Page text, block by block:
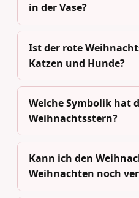
in der Vase?
Ist der rote
Katzen und Hunde?
Welche Symbolik hat
Weihnachtsstern?
Kann ich den
Weihnachten noch